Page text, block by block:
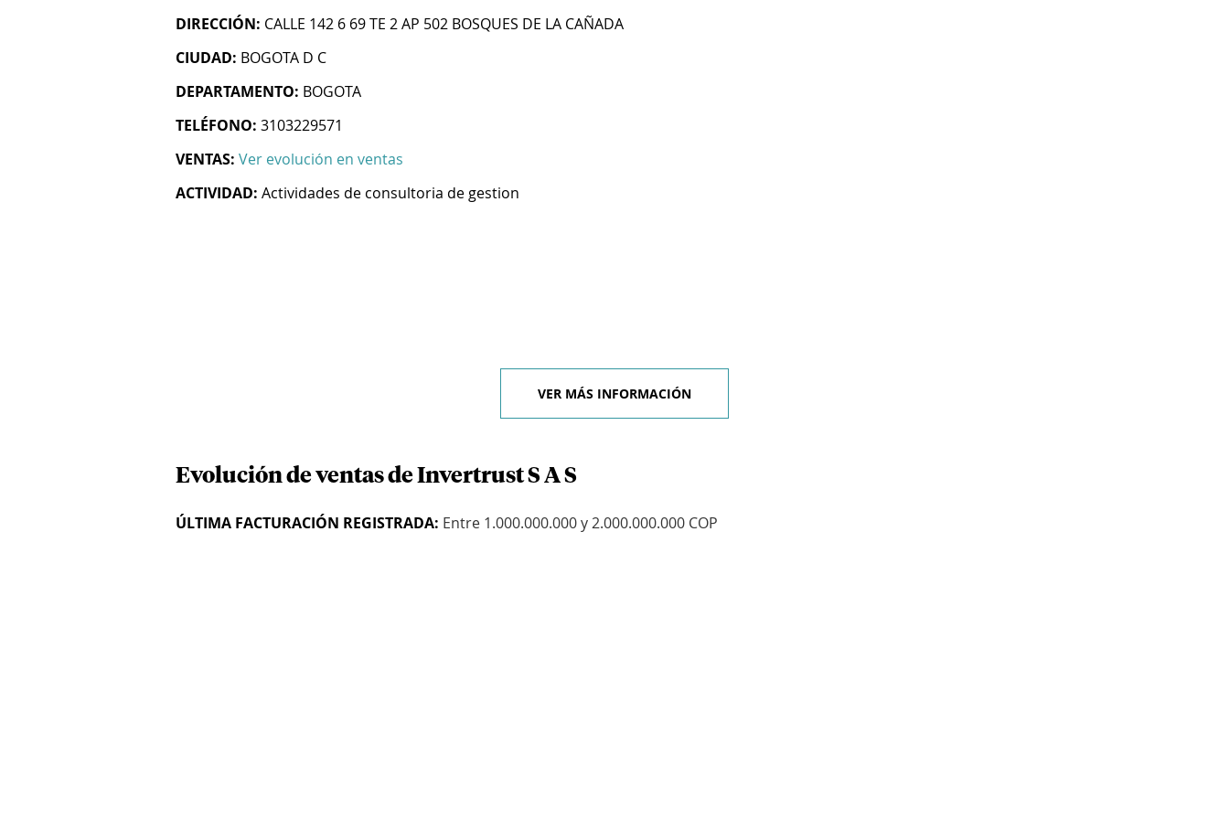
DIRECCIÓN: CALLE 142 6 69 TE 2 AP 502 BOSQUES DE LA CAÑADA
CIUDAD: BOGOTA D C
DEPARTAMENTO: BOGOTA
TELÉFONO: 3103229571
VENTAS: Ver evolución en ventas
ACTIVIDAD: Actividades de consultoria de gestion
VER MÁS INFORMACIÓN
Evolución de ventas de Invertrust S A S
ÚLTIMA FACTURACIÓN REGISTRADA: Entre 1.000.000.000 y 2.000.000.000 COP